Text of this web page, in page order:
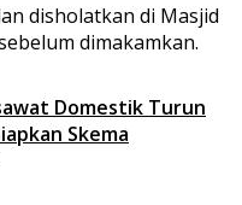
disholatkan di Masjid
dimakamkan.
Domestik Turun
Skema